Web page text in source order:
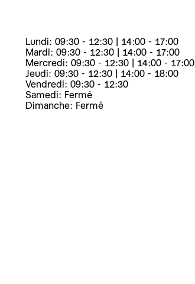
Lundi: 09:30 - 12:30 | 14:00 - 17:00
Mardi: 09:30 - 12:30 | 14:00 - 17:00
Mercredi: 09:30 - 12:30 | 14:00 - 17:00
Jeudi: 09:30 - 12:30 | 14:00 - 18:00
Vendredi: 09:30 - 12:30
Samedi: Fermé
Dimanche: Fermé